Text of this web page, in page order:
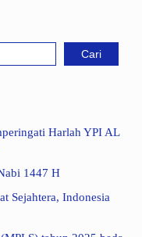
Cari
Harlah YPI AL
1447 H
Sejahtera, Indonesia